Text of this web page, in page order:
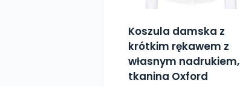
Koszula damska z
krótkim rękawem z
własnym nadrukiem,
tkanina Oxford